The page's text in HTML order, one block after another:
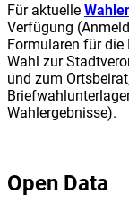
Für aktuelle
Verfügung
Formularen für
Wahl zur
und zum
Wahlergebnisse).
Open Data